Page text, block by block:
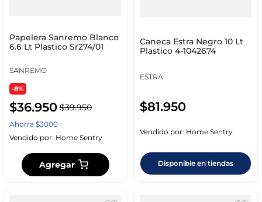
Papelera Sanremo Blanco
6.6 Lt Plastico Sr274/01
SANREMO
-8%
$36.950 $39.950
Ahorra $3000
Vendido por: Home Sentry
Agregar
Caneca Estra Negro 10 Lt
Plastico 4-1042674
ESTRA
$81.950
Vendido por: Home Sentry
Disponible en tiendas